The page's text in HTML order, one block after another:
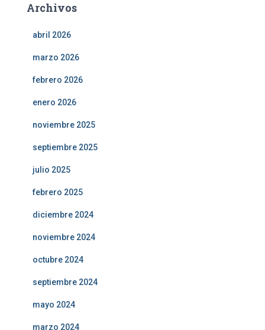
Archivos
abril 2026
marzo 2026
febrero 2026
enero 2026
noviembre 2025
septiembre 2025
julio 2025
febrero 2025
diciembre 2024
noviembre 2024
octubre 2024
septiembre 2024
mayo 2024
marzo 2024